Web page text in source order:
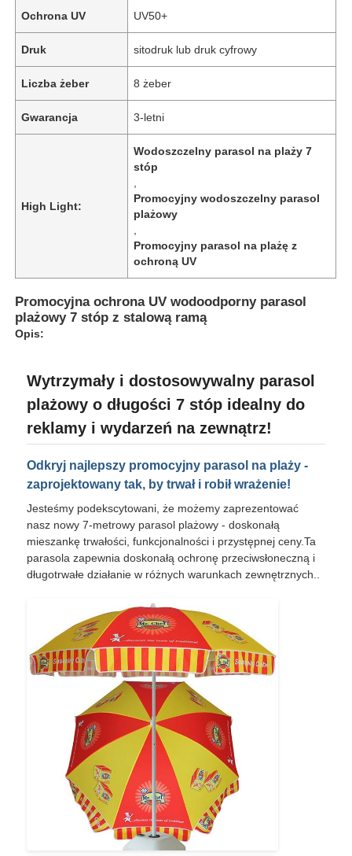
Dom
Produkty
Wycieczka po fabryce
Skontaktuj się z nami
Aktualności
Wszystkie przypadki
Poprosić o wycenę
parasole golfowe
Ochrona UV UV50+
Druk sitodruk lub druk cyfrowy
Liczba żeber 8 żeber
Gwarancja 3-letni
High Light:
Wodoszczelny parasol na plaży 7
stóp
Promocyjny wodoszczelny parasol
plażowy
Promocyjny parasol na plażę z
ochroną UV
Promocyjna ochrona UV wodoodporny parasol
plażowy 7 stóp z stalową ramą
Opis:
Wytrzymały i dostosowywalny parasol
plażowy o długości 7 stóp idealny do
reklamy i wydarzeń na zewnątrz!
Odkryj najlepszy promocyjny parasol na plaży -
zaprojektowany tak, by trwał i robił wrażenie!
Jesteśmy podekscytowani, że możemy zaprezentować
nasz nowy 7-metrowy parasol plażowy - doskonałą
mieszankę trwałości, funkcjonalności i przystępnej ceny.Ta
parasola zapewnia doskonałą ochronę przeciwsłoneczną i
długotrwałe działanie w różnych warunkach zewnętrznych..